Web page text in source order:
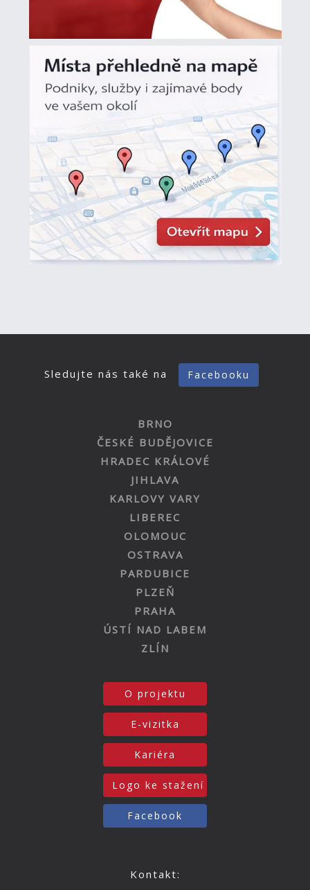
Sledujte nás také na Facebooku
BRNO
ČESKÉ BUDĚJOVICE
HRADEC KRÁLOVÉ
JIHLAVA
KARLOVY VARY
LIBEREC
OLOMOUC
OSTRAVA
PARDUBICE
PLZEŇ
PRAHA
ÚSTÍ NAD LABEM
ZLÍN
O projektu
E-vizitka
Kariéra
Logo ke stažení
Facebook
Kontakt: